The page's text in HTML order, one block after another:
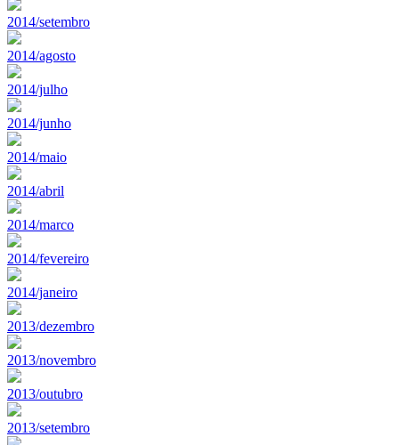
2014/setembro
2014/agosto
2014/julho
2014/junho
2014/maio
2014/abril
2014/marco
2014/fevereiro
2014/janeiro
2013/dezembro
2013/novembro
2013/outubro
2013/setembro